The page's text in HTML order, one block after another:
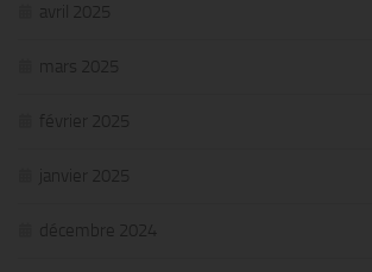
avril 2025
mars 2025
février 2025
janvier 2025
décembre 2024